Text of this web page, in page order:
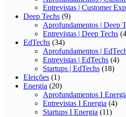
Entrevistas | Customer
Deep Techs (9)
Aprofundamentos | Deep
Entrevistas | Deep Techs
EdTechs (34)
Aprofundamentos |
Entrevistas | EdTechs (4)
Startups | EdTechs (18)
Eleições (1)
Energia (20)
Aprofundamentos I
Entrevistas I Energia (4)
Startups I Energia (11)